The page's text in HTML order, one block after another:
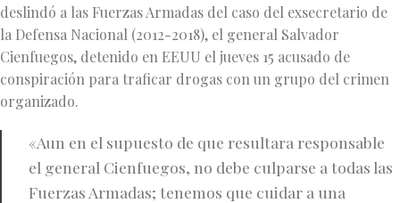
deslindó a las Fuerzas Armadas del caso del exsecretario de
la Defensa Nacional (2012-2018), el general Salvador
Cienfuegos, detenido en EEUU el jueves 15 acusado de
conspiración para traficar drogas con un grupo del crimen
organizado.
«Aun en el supuesto de que resultara responsable
el general Cienfuegos, no debe culparse a todas las
Fuerzas Armadas; tenemos que cuidar a una